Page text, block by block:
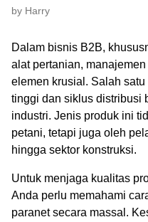
by Harry
Dalam bisnis B2B,
alat pertanian,
elemen krusial. Salah
tinggi dan siklus distribusi
industri. Jenis produk ini
petani, tetapi juga oleh
hingga sektor konstruksi.
Untuk menjaga kualitas
Anda perlu memahami
paranet secara massal.